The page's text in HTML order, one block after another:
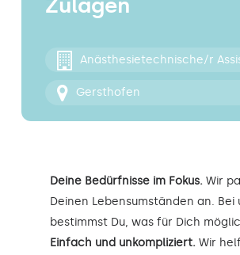
Kontakt
Zulagen
Anästhesietechnische/r
Gersthofen
Deine Bedürfnisse im Fokus. Wir
Deinen Lebensumständen an. Bei
bestimmst Du, was für Dich
Einfach und unkompliziert. Wir